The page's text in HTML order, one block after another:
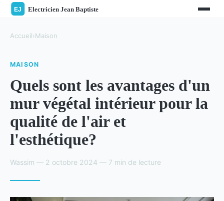
Accueil›Maison
MAISON
Quels sont les avantages d'un
mur végétal intérieur pour la
qualité de l'air et
l'esthétique?
Wassim — 2 octobre 2024 — 7 min de lecture